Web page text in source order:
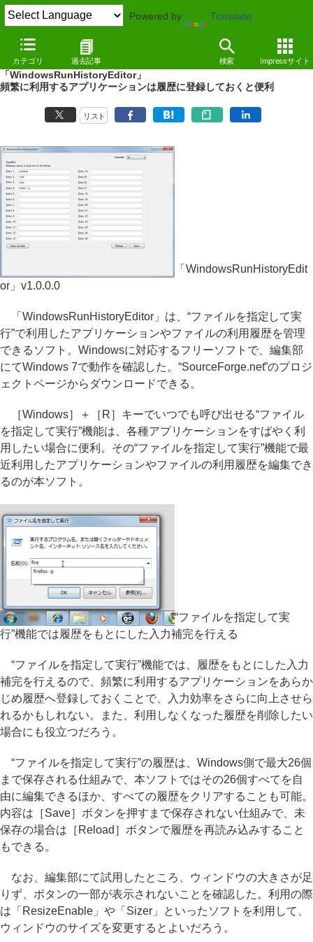
Powered by Translate
カテゴリ 過去記事 検索 Impressサイト
REVIEW
（10/11/01）
“ファイルを指定して実行”の履歴を管理できる
「WindowsRunHistoryEditor」
頻繁に利用するアプリケーションは履歴に登録しておくと便利
リスト
「WindowsRunHistoryEdit
or」v1.0.0.0
「WindowsRunHistoryEditor」は、“ファイルを指定して実
行”で利用したアプリケーションやファイルの利用履歴を管理
できるソフト。Windowsに対応するフリーソフトで、編集部
にてWindows 7で動作を確認した。“SourceForge.net”のプロジ
ェクトページからダウンロードできる。
［Windows］＋［R］キーでいつでも呼び出せる“ファイル
を指定して実行”機能は、各種アプリケーションをすばやく利
用したい場合に便利。その“ファイルを指定して実行”機能で最
近利用したアプリケーションやファイルの利用履歴を編集でき
るのが本ソフト。
“ファイルを指定して実
行”機能では履歴をもとにした入力補完を行える
“ファイルを指定して実行”機能では、履歴をもとにした入力
補完を行えるので、頻繁に利用するアプリケーションをあらか
じめ履歴へ登録しておくことで、入力効率をさらに向上させら
れるかもしれない。また、利用しなくなった履歴を削除したい
場合にも役立つだろう。
“ファイルを指定して実行”の履歴は、Windows側で最大26個
まで保存される仕組みで、本ソフトではその26個すべてを自
由に編集できるほか、すべての履歴をクリアすることも可能。
内容は［Save］ボタンを押すまで保存されない仕組みで、未
保存の場合は［Reload］ボタンで履歴を再読み込みすること
もできる。
なお、編集部にて試用したところ、ウィンドウの大きさが足
りず、ボタンの一部が表示されないことを確認した。利用の際
は「ResizeEnable」や「Sizer」といったソフトを利用して、
ウィンドウのサイズを変更するとよいだろう。